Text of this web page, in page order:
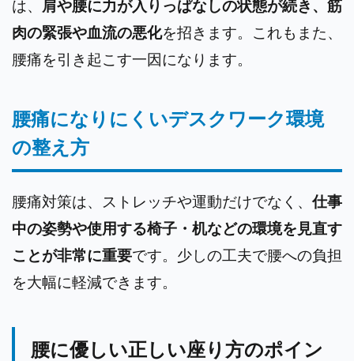
は、 肩や腰に力が入りっぱなしの状態が続き、筋
肉の緊張や血流の悪化を招きます。これもまた、
腰痛を引き起こす一因になります。
腰痛になりにくいデスクワーク環境
の整え方
腰痛対策は、ストレッチや運動だけでなく、 仕事
中の姿勢や使用する椅子・机などの環境を見直す
ことが非常に重要です。少しの工夫で腰への負担
を大幅に軽減できます。
腰に優しい正しい座り方のポイン